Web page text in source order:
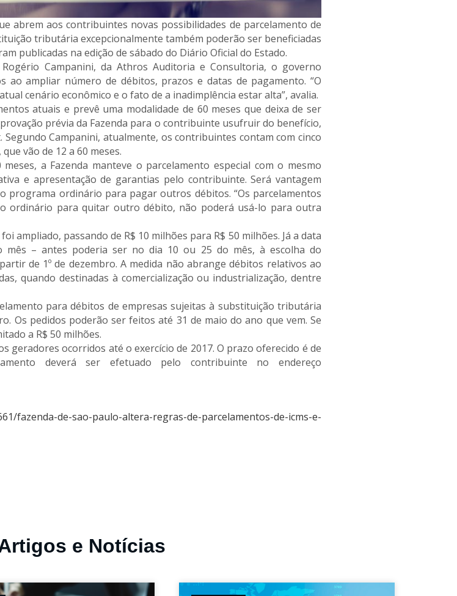
abrem aos contribuintes novas possibilidades de parcelamento de
tributária excepcionalmente também poderão ser beneficiadas
publicadas na edição de sábado do Diário Oficial do Estado.
Campanini, da Athros Auditoria e Consultoria, o governo
ao ampliar número de débitos, prazos e datas de pagamento. “O
cenário econômico e o fato de a inadimplência estar alta”, avalia.
atuais e prevê uma modalidade de 60 meses que deixa de ser
prévia da Fazenda para o contribuinte usufruir do benefício,
Campanini, atualmente, os contribuintes contam com cinco
vão de 12 a 60 meses.
a Fazenda manteve o parcelamento especial com o mesmo
e apresentação de garantias pelo contribuinte. Será vantagem
programa ordinário para pagar outros débitos. “Os parcelamentos
ordinário para quitar outro débito, não poderá usá-lo para outra
ampliado, passando de R$ 10 milhões para R$ 50 milhões. Já a data
– antes poderia ser no dia 10 ou 25 do mês, à escolha do
de 1º de dezembro. A medida não abrange débitos relativos ao
quando destinadas à comercialização ou industrialização, dentre
para débitos de empresas sujeitas à substituição tributária
Os pedidos poderão ser feitos até 31 de maio do ano que vem. Se
a R$ 50 milhões.
geradores ocorridos até o exercício de 2017. O prazo oferecido é de
deverá ser efetuado pelo contribuinte no endereço
fazenda-de-sao-paulo-altera-regras-de-parcelamentos-de-icms-e-
e Notícias